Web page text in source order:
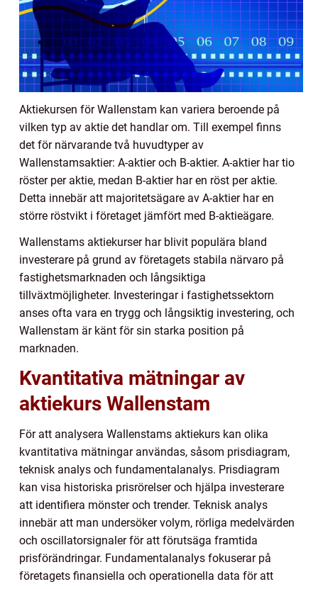
Aktiekursen för Wallenstam kan variera beroende på
vilken typ av aktie det handlar om. Till exempel finns
det för närvarande två huvudtyper av
Wallenstamsaktier: A-aktier och B-aktier. A-aktier har tio
röster per aktie, medan B-aktier har en röst per aktie.
Detta innebär att majoritetsägare av A-aktier har en
större röstvikt i företaget jämfört med B-aktieägare.
Wallenstams aktiekurser har blivit populära bland
investerare på grund av företagets stabila närvaro på
fastighetsmarknaden och långsiktiga
tillväxtmöjligheter. Investeringar i fastighetssektorn
anses ofta vara en trygg och långsiktig investering, och
Wallenstam är känt för sin starka position på
marknaden.
Kvantitativa mätningar av
aktiekurs Wallenstam
För att analysera Wallenstams aktiekurs kan olika
kvantitativa mätningar användas, såsom prisdiagram,
teknisk analys och fundamentalanalys. Prisdiagram
kan visa historiska prisrörelser och hjälpa investerare
att identifiera mönster och trender. Teknisk analys
innebär att man undersöker volym, rörliga medelvärden
och oscillatorsignaler för att förutsäga framtida
prisförändringar. Fundamentalanalys fokuserar på
företagets finansiella och operationella data för att